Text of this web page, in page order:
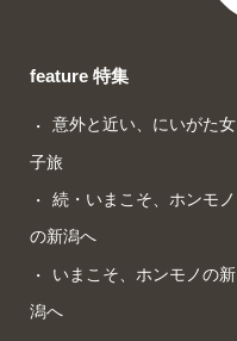
feature 特集
意外と近い、にいがた女
子旅
続・いまこそ、ホンモノ
の新潟へ
いまこそ、ホンモノの新
潟へ